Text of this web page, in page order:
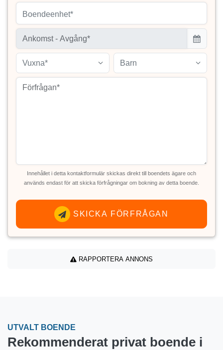
Boendeenhet*
Vuxna* Barn
Innehållet i detta kontaktformulär skickas direkt till boendets ägare och
används endast för att skicka förfrågningar om bokning av detta boende.
SKICKA FÖRFRÅGAN
RAPPORTERA ANNONS
UTVALT BOENDE
Rekommenderat privat boende i